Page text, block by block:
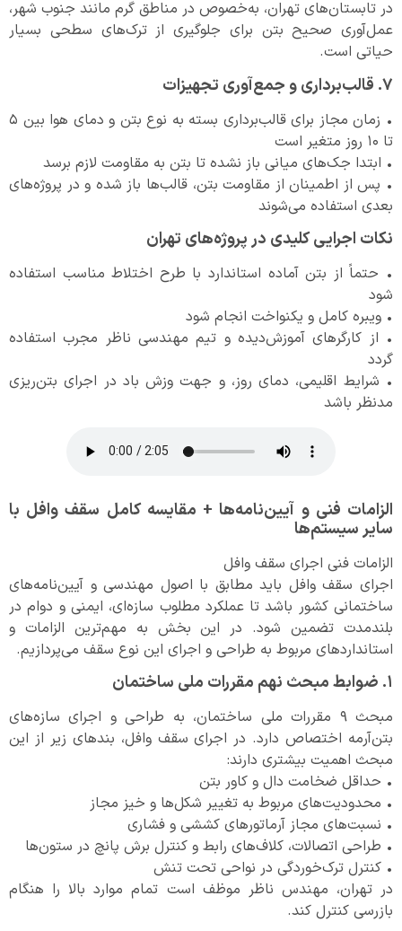
در تابستان‌های تهران، به‌خصوص در مناطق گرم مانند جنوب شهر،
عمل‌آوری صحیح بتن برای جلوگیری از ترک‌های سطحی بسیار
حیاتی است.
۷. قالب‌برداری و جمع‌آوری تجهیزات
• زمان مجاز برای قالب‌برداری بسته به نوع بتن و دمای هوا بین ۵
تا ۱۰ روز متغیر است
• ابتدا جک‌های میانی باز نشده تا بتن به مقاومت لازم برسد
• پس از اطمینان از مقاومت بتن، قالب‌ها باز شده و در پروژه‌های
بعدی استفاده می‌شوند
نکات اجرایی کلیدی در پروژه‌های تهران
• حتماً از بتن آماده استاندارد با طرح اختلاط مناسب استفاده
شود
• ویبره کامل و یکنواخت انجام شود
• از کارگرهای آموزش‌دیده و تیم مهندسی ناظر مجرب استفاده
گردد
• شرایط اقلیمی، دمای روز، و جهت وزش باد در اجرای بتن‌ریزی
مدنظر باشد
الزامات فنی و آیین‌نامه‌ها + مقایسه کامل سقف وافل با
سایر سیستم‌ها
الزامات فنی اجرای سقف وافل
اجرای سقف وافل باید مطابق با اصول مهندسی و آیین‌نامه‌های
ساختمانی کشور باشد تا عملکرد مطلوب سازه‌ای، ایمنی و دوام در
بلندمدت تضمین شود. در این بخش به مهم‌ترین الزامات و
استانداردهای مربوط به طراحی و اجرای این نوع سقف می‌پردازیم.
۱. ضوابط مبحث نهم مقررات ملی ساختمان
مبحث ۹ مقررات ملی ساختمان، به طراحی و اجرای سازه‌های
بتن‌آرمه اختصاص دارد. در اجرای سقف وافل، بندهای زیر از این
مبحث اهمیت بیشتری دارند:
• حداقل ضخامت دال و کاور بتن
• محدودیت‌های مربوط به تغییر شکل‌ها و خیز مجاز
• نسبت‌های مجاز آرماتورهای کششی و فشاری
• طراحی اتصالات، کلاف‌های رابط و کنترل برش پانچ در ستون‌ها
• کنترل ترک‌خوردگی در نواحی تحت تنش
در تهران، مهندس ناظر موظف است تمام موارد بالا را هنگام
بازرسی کنترل کند.